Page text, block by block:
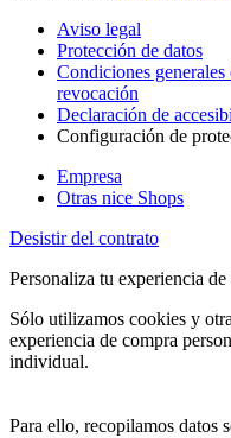
Aviso legal
Protección de datos
Condiciones
revocación
Declaración de
Configuración de
Empresa
Otras nice Shops
Desistir del contrato
Personaliza tu experiencia de
Sólo utilizamos cookies y
experiencia de compra
individual.
Para ello, recopilamos datos